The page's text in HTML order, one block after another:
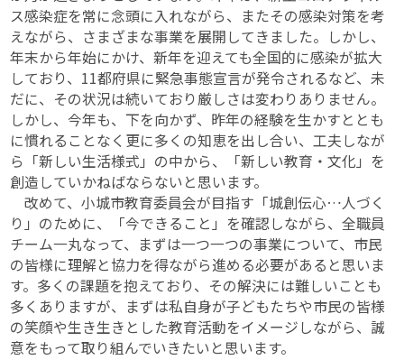
ス感染症を常に念頭に入れながら、またその感染対策を考
えながら、さまざまな事業を展開してきました。しかし、
年末から年始にかけ、新年を迎えても全国的に感染が拡大
しており、11都府県に緊急事態宣言が発令されるなど、未
だに、その状況は続いており厳しさは変わりありません。
しかし、今年も、下を向かず、昨年の経験を生かすととも
に慣れることなく更に多くの知恵を出し合い、工夫しなが
ら「新しい生活様式」の中から、「新しい教育・文化」を
創造していかねばならないと思います。
改めて、小城市教育委員会が目指す「城創伝心…人づく
り」のために、「今できること」を確認しながら、全職員
チーム一丸なって、まずは一つ一つの事業について、市民
の皆様に理解と協力を得ながら進める必要があると思いま
す。多くの課題を抱えており、その解決には難しいことも
多くありますが、まずは私自身が子どもたちや市民の皆様
の笑顔や生き生きとした教育活動をイメージしながら、誠
意をもって取り組んでいきたいと思います。